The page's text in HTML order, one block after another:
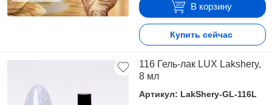
В корзину
Купить сейчас
116 Гель-лак LUX Lakshery,
8 мл
Артикул: LakShery-GL-116L